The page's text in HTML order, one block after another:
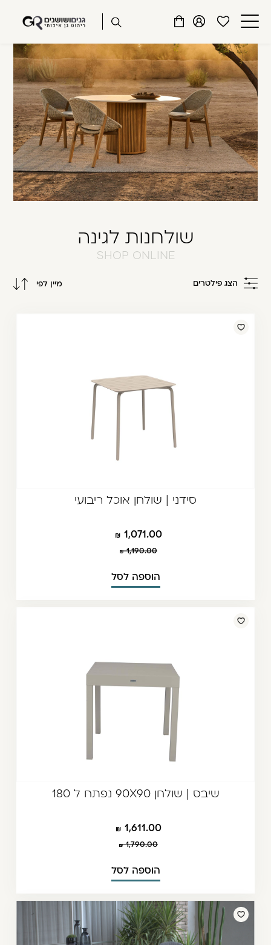
לֵב:
מֻפְעֶלֶת
מַעֲרֶכֶת
נָגִישׁ
בִּקְלִיק
הַמְּסַיַּעַת
לִנְגִישׁוּת
הָאֲתָר.
פתיחת
חלונית
עגלה
פתיחת
חלונית
משתמש
פתיחת
מועדפים
למשתמש
סגור
כבר רשומים? התחברו
זכור אותי שכחתי סיסמה
שולחנות לגינה
SHOP ONLINE
מיין לפי הצג פילטרים
סידני | שולחן אוכל ריבועי
1,071.00
1,190.00
הוספה לסל
שיבס | שולחן 90X90 נפתח ל 180
1,611.00
1,790.00
הוספה לסל